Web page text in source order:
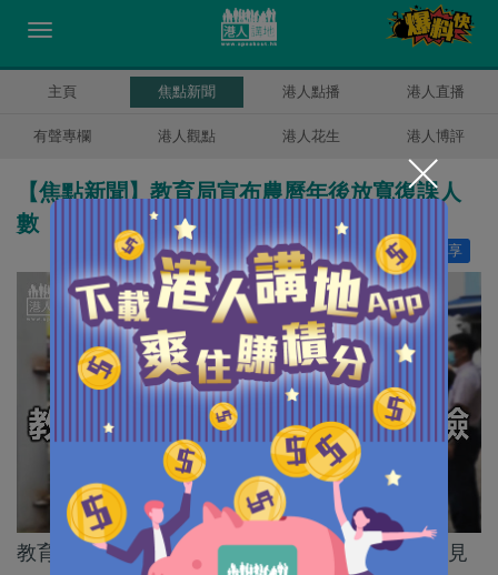
主頁 焦點新聞 港人點播 港人直播
有聲專欄 港人觀點 港人花生 港人博評
【焦點新聞】教育局宣布農曆年後放寬復課人
數
分享
讚好 6
教育局3日宣布，鑒於疫情最新發展、衞生專家意見